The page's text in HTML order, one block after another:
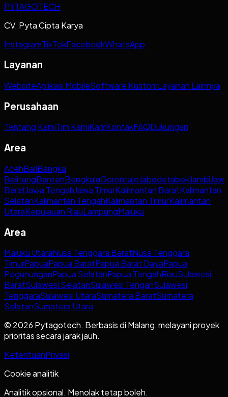
PYTAGOTECH
CV. Pyta Cipta Karya
InstagramTikTokFacebookWhatsApp
Layanan
WebsiteAplikasi MobileSoftware KustomLayanan Lainnya
Perusahaan
Tentang KamiTim KamiKarirKontakFAQDukungan
Area
AcehBaliBangka
BelitungBantenBengkuluGorontaloJabodetabekJambi
BaratJawa TengahJawa TimurKalimantan BaratKalimantan
SelatanKalimantan TengahKalimantan TimurKalimantan
UtaraKepulauan RiauLampungMaluku
Area
Maluku UtaraNusa Tenggara BaratNusa Tenggara
TimurPapuaPapua BaratPapua Barat DayaPapua
PegununganPapua SelatanPapua TengahRiauSulawesi
BaratSulawesi SelatanSulawesi TengahSulawesi
TenggaraSulawesi UtaraSumatera BaratSumatera
SelatanSumatera Utara
© 2026 Pytagotech. Berbasis di Malang, melayani proyek
prioritas secara jarak jauh.
KetentuanPrivasi
Cookie analitik
Analitik opsional. Menolak tetap boleh.